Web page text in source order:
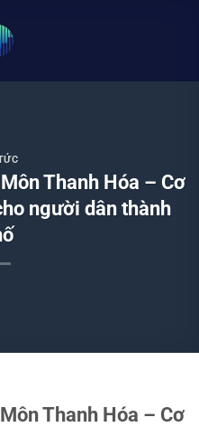
Thanh Hóa – Cơ
người dân thành
Thanh Hóa – Cơ